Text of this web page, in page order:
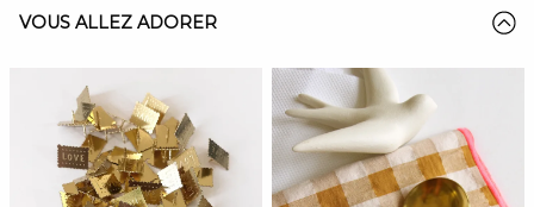
VOUS ALLEZ ADORER